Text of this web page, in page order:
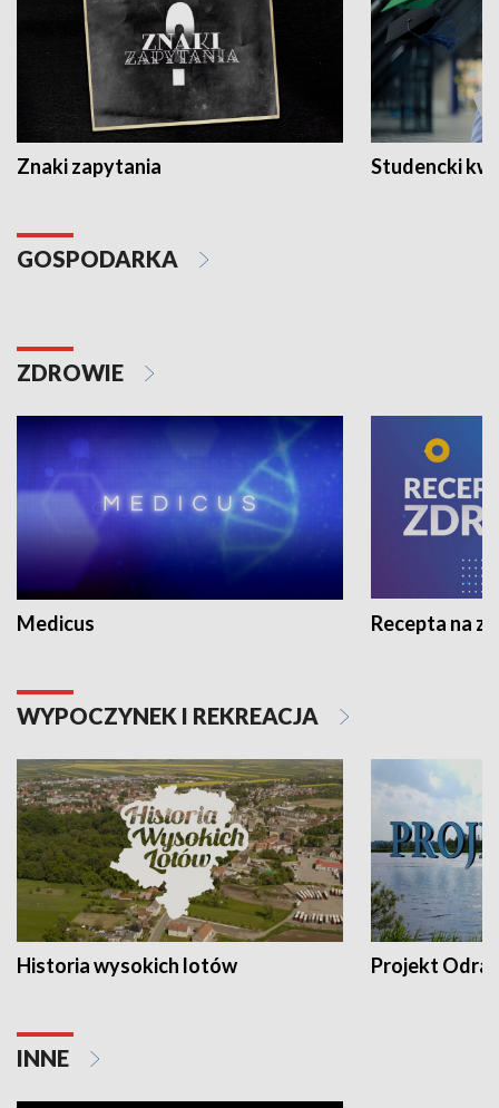
Znaki zapytania Studencki
GOSPODARKA
ZDROWIE
Medicus Recepta na
WYPOCZYNEK I REKREACJA
Historia wysokich lotów Projekt Odra
INNE